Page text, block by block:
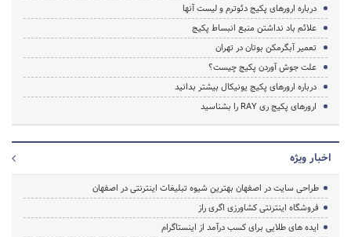
درباره ارورهای پکیج دئوترم و لیست آنها
علائم باد نداشتن منبع انبساط پکیج
تعمیر آبگرمکن بوتان در تهران
علت جوش آوردن پکیج چیست؟
درباره ارورهای پکیج یونیکال بیشتر بدانید
ارورهای پکیج ری RAY را بشناسید
اخبار ویژه
طراحی سایت در اصفهان بهترین شیوه تبلیغات اینترنتی در اصفهان
فروشگاه اینترنتی کشاورزی اگری راز
ایده های طلایی برای کسب درآمد از اینستاگرام